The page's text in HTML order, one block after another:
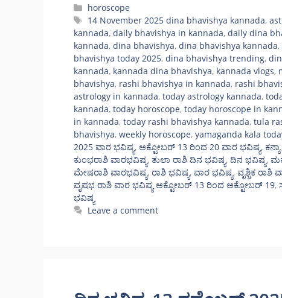
Categories
horoscope
Tags
14 November 2025 dina bhavishya kannada,
kannada, daily bhavishya in kannada, daily dina
kannada, dina bhavishya, dina bhavishya kannada,
bhavishya today 2025, dina bhavishya trending,
kannada, kannada dina bhavishya, kannada vlogs,
bhavishya, rashi bhavishya in kannada, rashi
astrology in kannada, today astrology kannada,
kannada, today horoscope, today horoscope in
in kannada, today rashi bhavishya kannada, tula
bhavishya, weekly horoscope, yamaganda kala
2025 ವಾರ ಭವಿಷ್ಯ, ಅಕ್ಟೋಬರ್‌ 13 ರಿಂದ 20 ವಾರ ಭವಿಷ್ಯ,
ಕುಂಭರಾಶಿ ವಾರಭವಿಷ್ಯ, ತುಲಾ ರಾಶಿ ದಿನ ಭವಿಷ್ಯ, ದಿನ ಭವಿಷ್ಯ,
ಮೇಷರಾಶಿ ವಾರಭವಿಷ್ಯ, ರಾಶಿ ಭವಿಷ್ಯ, ವಾರ ಭವಿಷ್ಯ, ವೃಶ್ಚಿಕ ರಾಶಿ
ವೃಷಭ ರಾಶಿ ವಾರ ಭವಿಷ್ಯ ಅಕ್ಟೋಬರ್ 13 ರಿಂದ ಅಕ್ಟೋಬರ್ 19,
ಭವಿಷ್ಯ
Leave a comment